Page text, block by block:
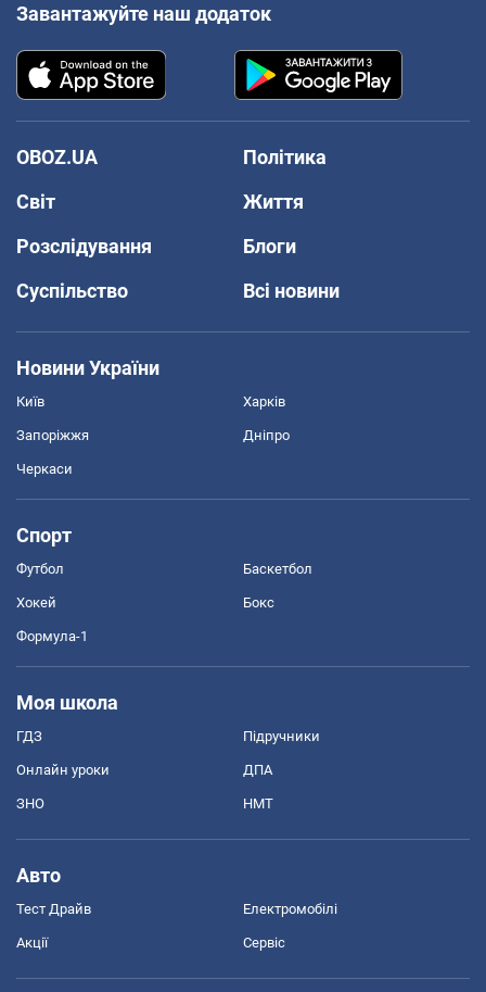
Завантажуйте наш додаток
OBOZ.UA
Політика
Світ
Життя
Розслідування
Блоги
Суспільство
Всі новини
Новини України
Київ Харків
Запоріжжя Дніпро
Черкаси
Спорт
Футбол Баскетбол
Хокей Бокс
Формула-1
Моя школа
ГДЗ Підручники
Онлайн уроки ДПА
ЗНО НМТ
Авто
Тест Драйв Електромобілі
Акції Сервіс